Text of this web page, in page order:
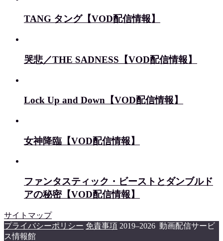
TANG タング【VOD配信情報】
哭悲／THE SADNESS【VOD配信情報】
Lock Up and Down【VOD配信情報】
女神降臨【VOD配信情報】
ファンタスティック・ビーストとダンブルド
アの秘密【VOD配信情報】
サイトマップ
プライバシーポリシー 免責事項 2019–2026 動画配信サービ
ス情報館